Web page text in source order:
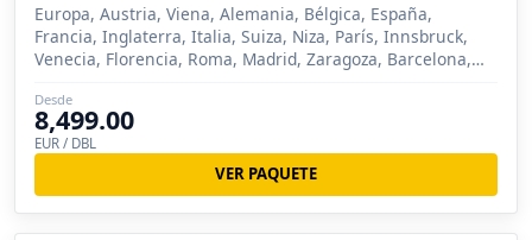
Europa, Austria, Viena, Alemania, Bélgica, España,
Francia, Inglaterra, Italia, Suiza, Niza, París, Innsbruck,
Venecia, Florencia, Roma, Madrid, Zaragoza, Barcelona,
Desde
8,499.00
EUR / DBL
VER PAQUETE